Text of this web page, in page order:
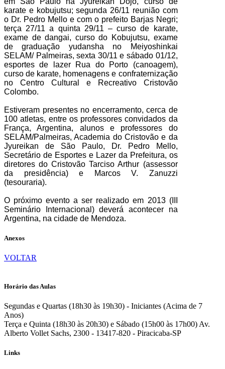
karate e kobujutsu; segunda 26/11 reunião com
o Dr. Pedro Mello e com o prefeito Barjas Negri;
terça 27/11 a quinta 29/11 – curso de karate,
exame de dangai, curso do Kobujutsu, exame
de graduação yudansha no Meiyoshinkai
SELAM/ Palmeiras, sexta 30/11 e sábado 01/12,
esportes de lazer Rua do Porto (canoagem),
curso de karate, homenagens e confraternização
no Centro Cultural e Recreativo Cristovão
Colombo.
Estiveram presentes no encerramento, cerca de
100 atletas, entre os professores convidados da
França, Argentina, alunos e professores do
SELAM/Palmeiras, Academia do Cristovão e da
Jyureikan de São Paulo, Dr. Pedro Mello,
Secretário de Esportes e Lazer da Prefeitura, os
diretores do Cristovão Tarciso Arthur (assessor
da presidência) e Marcos V. Zanuzzi
(tesouraria).
O próximo evento a ser realizado em 2013 (III
Seminário Internacional) deverá acontecer na
Argentina, na cidade de Mendoza.
Anexos
VOLTAR
Horário das Aulas
Segundas e Quartas (18h30 às 19h30) - Iniciantes (Acima de 7
Anos)
Terça e Quinta (18h30 às 20h30) e Sábado (15h00 às 17h00) Av.
Alberto Vollet Sachs, 2300 - 13417-820 - Piracicaba-SP
Links